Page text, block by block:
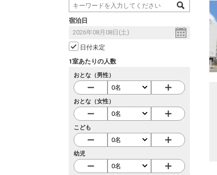
宿泊日
日付未定
1室あたりの人数
おとな（男性）
おとな（女性）
こども
幼児